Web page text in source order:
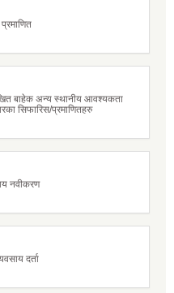
प्रमाणित
बाहेक अन्य स्थानीय आवश्यकता
सिफारिस/प्रमाणितहरु
नवीकरण
दर्ता